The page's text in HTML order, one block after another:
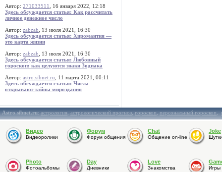
Автор: 271033511
, 16 января 2022, 12:18
Здесь обсуждается статья: Как рассчитать
личное денежное число
Автор: zabzab , 13 июля 2021, 16:30
Здесь обсуждается статья: Хиромантия —
это карта жизни
Автор: zabzab , 13 июля 2021, 16:30
Здесь обсуждается статья: Любовный
гороскоп: как целуются знаки Зодиака
Автор: astro.sibnet.ru , 11 марта 2021, 00:11
Здесь обсуждается статья: Числа
открывают тайны мироздания
Astro.sibnet.ru:астрология,астрологический прогноз,гороскоп,персональный гороскоп,
Видео
Видеоролики
Форум
Форум общения
Chat
Общение on-line
Joke
Photo
Фотоальбомы
Day
Дневники
Love
Знакомства Игры